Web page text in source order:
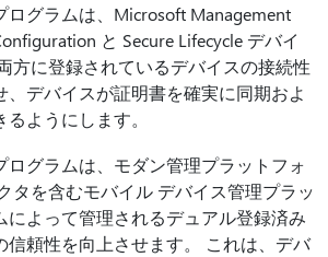
ログラムは、Microsoft Management
と Secure Lifecycle デバイ
方に登録されているデバイスの接続性
、デバイスが証明書を確実に同期およ
ようにします。
ログラムは、モダン管理プラットフォ
タを含むモバイル デバイス管理プラッ
によって管理されるデュアル登録済み
信頼性を向上させます。 これは、デバ